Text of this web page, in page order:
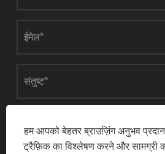
जमा करना
हम आपको बेहतर ब्राउज़िंग अनुभव
ट्रैफ़िक का विश्लेषण करने और सामग्री